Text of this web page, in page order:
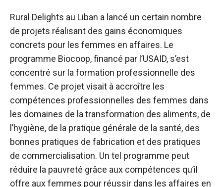
Rural Delights au Liban a lancé un certain nombre
de projets réalisant des gains économiques
concrets pour les femmes en affaires. Le
programme Biocoop, financé par l’USAID, s’est
concentré sur la formation professionnelle des
femmes. Ce projet visait à accroître les
compétences professionnelles des femmes dans
les domaines de la transformation des aliments, de
l’hygiène, de la pratique générale de la santé, des
bonnes pratiques de fabrication et des pratiques
de commercialisation. Un tel programme peut
réduire la pauvreté grâce aux compétences qu’il
offre aux femmes pour réussir dans les affaires en